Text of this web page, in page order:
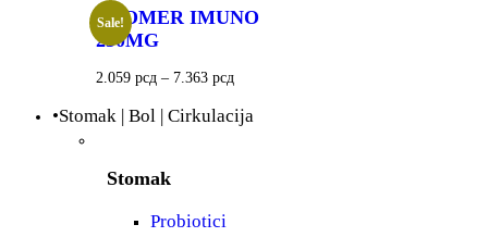
Sale!
ECOMER IMUNO
250MG
2.059 рсд – 7.363 рсд
•Stomak | Bol | Cirkulacija
Stomak
Probiotici